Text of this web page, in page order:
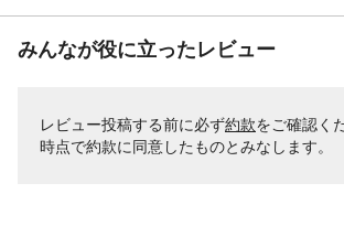
みんなが役に立ったレビュー
レビュー投稿する前に必ず約款をご確認く
時点で約款に同意したものとみなします。